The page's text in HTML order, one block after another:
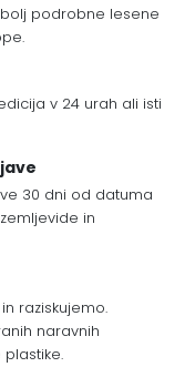
podrobne lesene
v 24 urah ali isti
30 dni od datuma
in
raziskujemo.
naravnih